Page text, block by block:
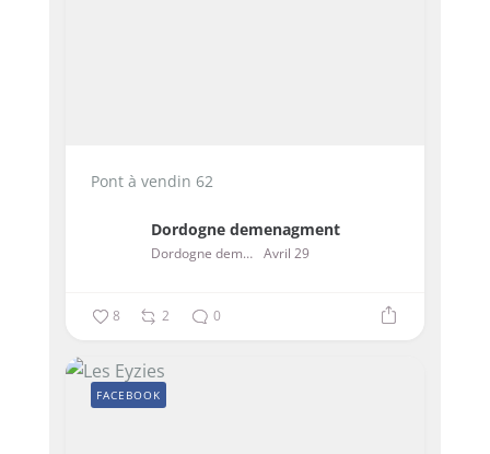
Pont à vendin 62
Dordogne demenagment
Dordogne demenagment Avril 29
8 2 0
FACEBOOK